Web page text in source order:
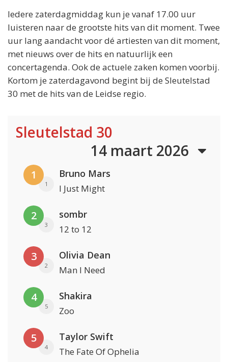
Iedere zaterdagmiddag kun je vanaf 17.00 uur
luisteren naar de grootste hits van dit moment. Twee
uur lang aandacht voor dé artiesten van dit moment,
met nieuws over de hits en natuurlijk een
concertagenda. Ook de actuele zaken komen voorbij.
Kortom je zaterdagavond begint bij de Sleutelstad
30 met de hits van de Leidse regio.
Sleutelstad 30
14 maart 2026
1
1
Bruno Mars
I Just Might
2
3
sombr
12 to 12
3
2
Olivia Dean
Man I Need
4
5
Shakira
Zoo
5
4
Taylor Swift
The Fate Of Ophelia